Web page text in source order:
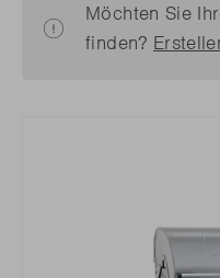
Möchten Sie
finden?